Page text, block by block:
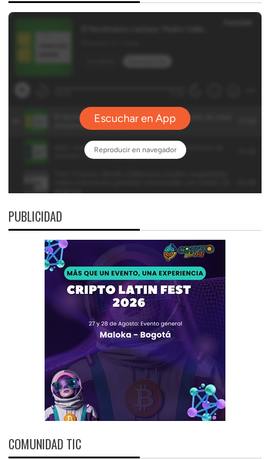
PUBLICIDAD
COMUNIDAD TIC